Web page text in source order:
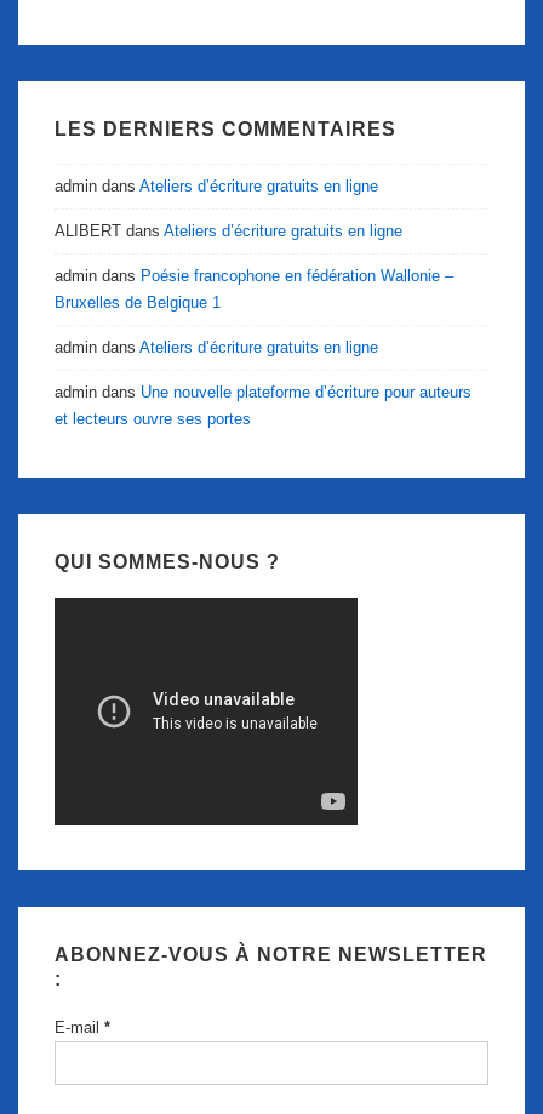
LES DERNIERS COMMENTAIRES
admin dans Ateliers d’écriture gratuits en ligne
ALIBERT dans Ateliers d’écriture gratuits en ligne
admin dans Poésie francophone en fédération Wallonie –
Bruxelles de Belgique 1
admin dans Ateliers d’écriture gratuits en ligne
admin dans Une nouvelle plateforme d’écriture pour auteurs
et lecteurs ouvre ses portes
QUI SOMMES-NOUS ?
ABONNEZ-VOUS À NOTRE NEWSLETTER
:
E-mail *